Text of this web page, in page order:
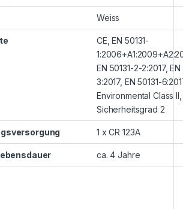
Weiss
CE, EN 50131-
EN 50131-2-2:2017,
3:2017, EN 50131-
Environmental Class II,
Sicherheitsgrad 2
1 x CR 123A
ca. 4 Jahre